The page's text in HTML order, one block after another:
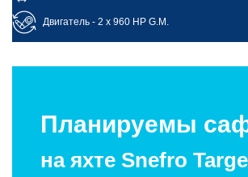
Двигатель - 2 x 960 HP G.M.
Планируемы
на яхте Snefro